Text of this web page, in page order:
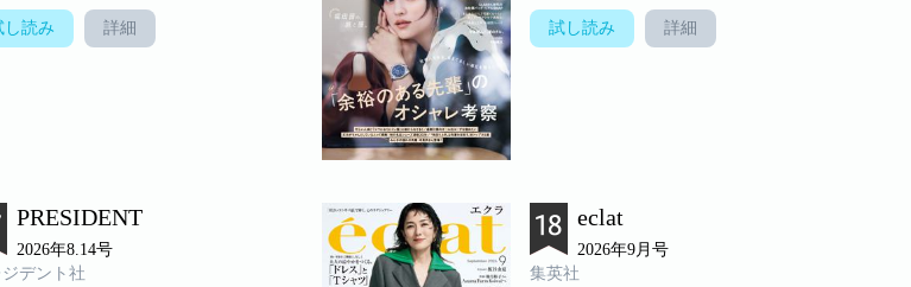
し読み 詳細 試し読み 詳細
PRESIDENT
2026年8.14号
デント社
eclat
2026年9月号
集英社